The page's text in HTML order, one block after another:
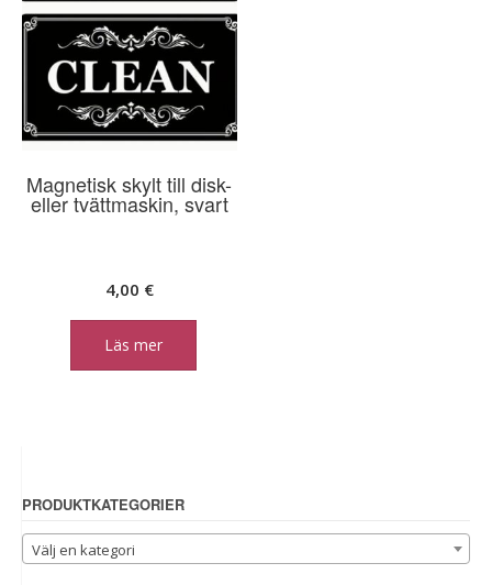
Magnetisk skylt till disk-
eller tvättmaskin, svart
4,00 €
Läs mer
PRODUKTKATEGORIER
Välj en kategori